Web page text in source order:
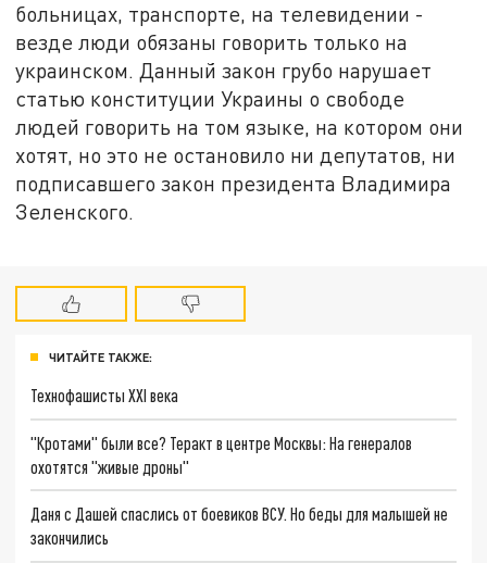
больницах, транспорте, на телевидении -
везде люди обязаны говорить только на
украинском. Данный закон грубо нарушает
статью конституции Украины о свободе
людей говорить на том языке, на котором они
хотят, но это не остановило ни депутатов, ни
подписавшего закон президента Владимира
Зеленского.
ЧИТАЙТЕ ТАКЖЕ:
Технофашисты XXI века
"Кротами" были все? Теракт в центре Москвы: На генералов
охотятся "живые дроны"
Даня с Дашей спаслись от боевиков ВСУ. Но беды для малышей не
закончились